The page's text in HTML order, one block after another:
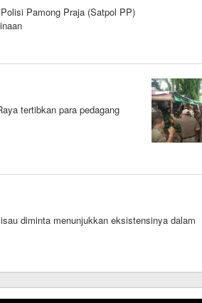
Pamong Praja (Satpol PP)
tertibkan para pedagang
diminta menunjukkan eksistensinya dalam